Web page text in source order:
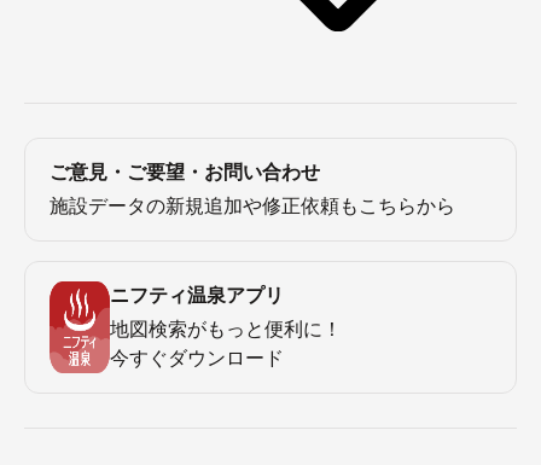
体を張りすぎた温泉ライターのその後は…？
実はとっても元気です！
ご意見・ご要望・お問い合わせ
施設データの新規追加や修正依頼もこちらから
ニフティ温泉アプリ
地図検索がもっと便利に！
今すぐダウンロード